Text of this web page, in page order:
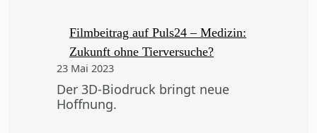
Filmbeitrag auf Puls24 – Medizin:
Zukunft ohne Tierversuche?
23 Mai 2023
Der 3D-Biodruck bringt neue
Hoffnung.